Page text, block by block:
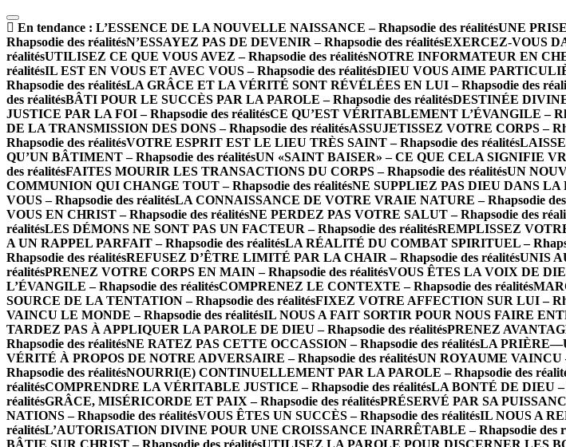
En tendance : L’ESSENCE DE LA NOUVELLE NAISSANCE – Rhapsodie des réalitésUNE
Rhapsodie des réalitésN’ESSAYEZ PAS DE DEVENIR – Rhapsodie des réalitésEXERCEZ-VOUS
réalitésUTILISEZ CE QUE VOUS AVEZ – Rhapsodie des réalitésNOTRE INFORMATEUR EN
réalitésIL EST EN VOUS ET AVEC VOUS – Rhapsodie des réalitésDIEU VOUS AIME
Rhapsodie des réalitésLA GRÂCE ET LA VÉRITÉ SONT RÉVÉLÉES EN LUI – Rhapsodie des
des réalitésBÂTI POUR LE SUCCÈS PAR LA PAROLE – Rhapsodie des réalitésDESTINÉE DIVINE
JUSTICE PAR LA FOI – Rhapsodie des réalitésCE QU’EST VÉRITABLEMENT L’ÉVANGILE –
DE LA TRANSMISSION DES DONS – Rhapsodie des réalitésASSUJETISSEZ VOTRE CORPS –
Rhapsodie des réalitésVOTRE ESPRIT EST LE LIEU TRÈS SAINT – Rhapsodie des réalités
QU’UN BÂTIMENT – Rhapsodie des réalitésUN «SAINT BAISER» – CE QUE CELA SIGNIFIE
des réalitésFAITES MOURIR LES TRANSACTIONS DU CORPS – Rhapsodie des réalitésUN
COMMUNION QUI CHANGE TOUT – Rhapsodie des réalitésNE SUPPLIEZ PAS DIEU DANS LA
VOUS – Rhapsodie des réalitésLA CONNAISSANCE DE VOTRE VRAIE NATURE – Rhapsodie des
VOUS EN CHRIST – Rhapsodie des réalitésNE PERDEZ PAS VOTRE SALUT – Rhapsodie des
réalitésLES DÉMONS NE SONT PAS UN FACTEUR – Rhapsodie des réalitésREMPLISSEZ
A UN RAPPEL PARFAIT – Rhapsodie des réalitésLA RÉALITÉ DU COMBAT SPIRITUEL –
Rhapsodie des réalitésREFUSEZ D’ÊTRE LIMITÉ PAR LA CHAIR – Rhapsodie des réalitésUNIS
réalitésPRENEZ VOTRE CORPS EN MAIN – Rhapsodie des réalitésVOUS ÊTES LA VOIX DE
L’ÉVANGILE – Rhapsodie des réalitésCOMPRENEZ LE CONTEXTE – Rhapsodie des réalités
SOURCE DE LA TENTATION – Rhapsodie des réalitésFIXEZ VOTRE AFFECTION SUR LUI –
VAINCU LE MONDE – Rhapsodie des réalitésIL NOUS A FAIT SORTIR POUR NOUS FAIRE
TARDEZ PAS À APPLIQUER LA PAROLE DE DIEU – Rhapsodie des réalitésPRENEZ
Rhapsodie des réalitésNE RATEZ PAS CETTE OCCASSION – Rhapsodie des réalitésLA
VÉRITÉ À PROPOS DE NOTRE ADVERSAIRE – Rhapsodie des réalitésUN ROYAUME VAINCU
Rhapsodie des réalitésNOURRI(E) CONTINUELLEMENT PAR LA PAROLE – Rhapsodie des
réalitésCOMPRENDRE LA VÉRITABLE JUSTICE – Rhapsodie des réalitésLA BONTÉ DE DIEU –
réalitésGRÂCE, MISÉRICORDE ET PAIX – Rhapsodie des réalitésPRÉSERVÉ PAR SA
NATIONS – Rhapsodie des réalitésVOUS ÊTES UN SUCCÈS – Rhapsodie des réalitésIL NOUS A
réalitésL’AUTORISATION DIVINE POUR UNE CROISSANCE INARRÊTABLE – Rhapsodie des
BÂTIE SUR CHRIST – Rhapsodie des réalitésUTILISEZ LA PAROLE POUR DISCERNER LES